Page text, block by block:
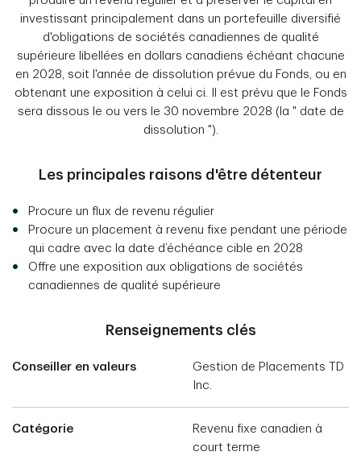
investissant principalement dans un portefeuille diversifié
d'obligations de sociétés canadiennes de qualité
supérieure libellées en dollars canadiens échéant chacune
en 2028, soit l'année de dissolution prévue du Fonds, ou en
obtenant une exposition à celui ci. Il est prévu que le Fonds
sera dissous le ou vers le 30 novembre 2028 (la " date de
dissolution ").
Les principales raisons d'être détenteur
Procure un flux de revenu régulier
Procure un placement à revenu fixe pendant une période
qui cadre avec la date d’échéance cible en 2028
Offre une exposition aux obligations de sociétés
canadiennes de qualité supérieure
Renseignements clés
Conseiller en valeurs
Gestion de Placements TD
Inc.
Catégorie
Revenu fixe canadien à
court terme